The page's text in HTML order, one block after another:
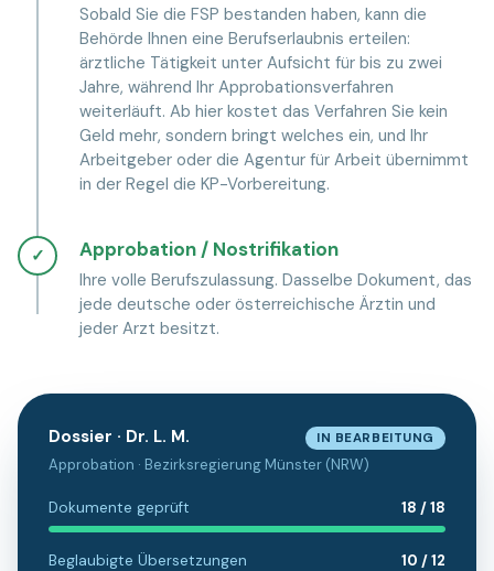
Sobald Sie die FSP bestanden haben, kann die
Behörde Ihnen eine Berufserlaubnis erteilen:
ärztliche Tätigkeit unter Aufsicht für bis zu zwei
Jahre, während Ihr Approbationsverfahren
weiterläuft. Ab hier kostet das Verfahren Sie kein
Geld mehr, sondern bringt welches ein, und Ihr
Arbeitgeber oder die Agentur für Arbeit übernimmt
in der Regel die KP-Vorbereitung.
✓ Approbation / Nostrifikation
Ihre volle Berufszulassung. Dasselbe Dokument, das
jede deutsche oder österreichische Ärztin und
jeder Arzt besitzt.
Dossier · Dr. L. M. IN BEARBEITUNG
Approbation · Bezirksregierung Münster (NRW)
Dokumente geprüft 18 / 18
Beglaubigte Übersetzungen 10 / 12